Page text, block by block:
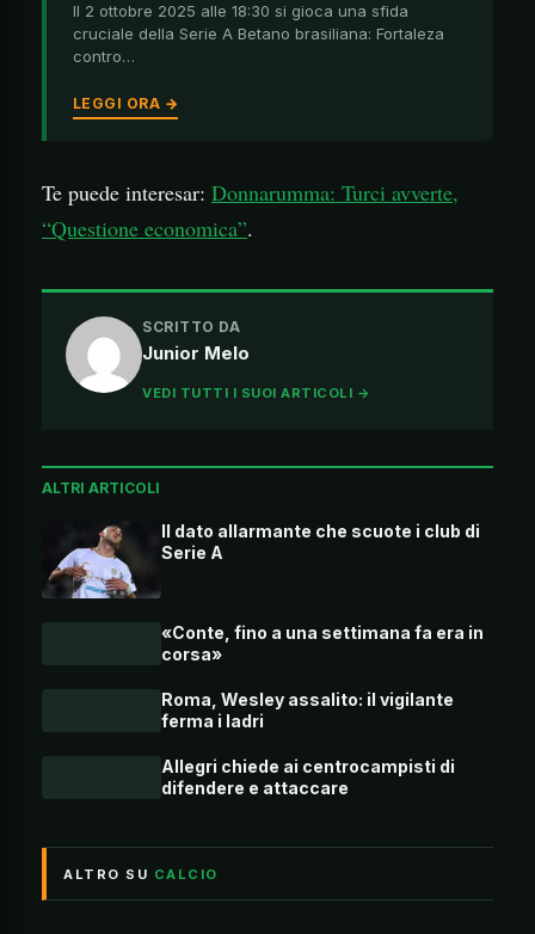
Il 2 ottobre 2025 alle 18:30 si gioca una sfida
cruciale della Serie A Betano brasiliana: Fortaleza
contro…
LEGGI ORA →
Te puede interesar: Donnarumma: Turci avverte,
“Questione economica”.
SCRITTO DA
Junior Melo
VEDI TUTTI I SUOI ARTICOLI →
ALTRI ARTICOLI
Il dato allarmante che scuote i club di
Serie A
«Conte, fino a una settimana fa era in
corsa»
Roma, Wesley assalito: il vigilante
ferma i ladri
Allegri chiede ai centrocampisti di
difendere e attaccare
ALTRO SU CALCIO